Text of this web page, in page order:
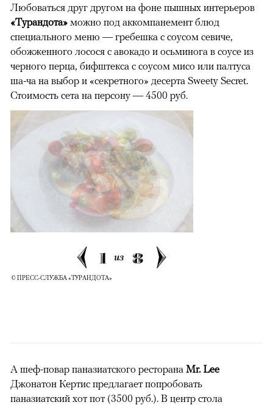
Любоваться друг другом на фоне пышных интерьеров
«Турандота» можно под аккомпанемент блюд
специального меню — гребешка с соусом севиче,
обожженного лосося с авокадо и осьминога в соусе из
черного перца, бифштекса с соусом мисо или палтуса
ша-ча на выбор и «секретного» десерта Sweety Secret.
Стоимость сета на персону — 4500 руб.
1 из 8
© ПРЕСС-СЛУЖБА «ТУРАНДОТА»
А шеф-повар паназиатского ресторана Mr. Lee
Джонатон Кертис предлагает попробовать
паназиатский хот пот (3500 руб.). В центр стола